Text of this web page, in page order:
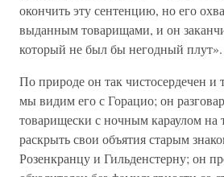
окончить эту сентенцию, но его
выданным товарищами, и он
который не был бы негодный плут».
По природе он так чистосердечен и
мы видим его с Горацио; он
товарищески с ночным караулом на
раскрыть свои объятия старым
Розенкранцу и Гильденстерну; он